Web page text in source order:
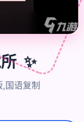
✨
国语复制